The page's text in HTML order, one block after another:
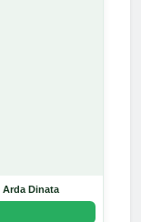
Arda Dinata